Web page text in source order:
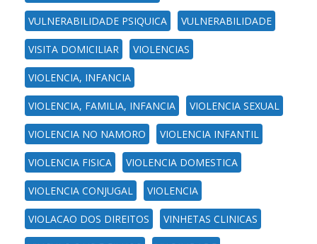
VULNERABILIDADE PSIQUICA VULNERABILIDADE
VISITA DOMICILIAR VIOLENCIAS
VIOLENCIA, INFANCIA
VIOLENCIA, FAMILIA, INFANCIA VIOLENCIA SEXUAL
VIOLENCIA NO NAMORO VIOLENCIA INFANTIL
VIOLENCIA FISICA VIOLENCIA DOMESTICA
VIOLENCIA CONJUGAL VIOLENCIA
VIOLACAO DOS DIREITOS VINHETAS CLINICAS